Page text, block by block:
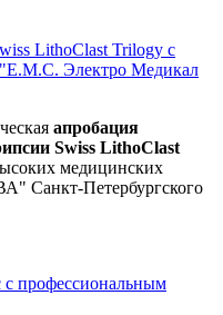
LithoClast Trilogy с
"Е.М.С. Электро Медикал
апробация
Swiss LithoClast
медицинских
Санкт-Петербургского
с профессиональным